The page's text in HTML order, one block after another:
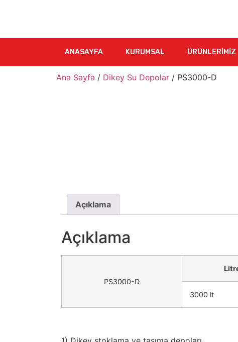
ANASAYFA KURUMSAL ÜRÜNLERIMIZ
Ana Sayfa / Dikey Su Depolar / PS3000-D
Açıklama
Açıklama
PS3000-D
3000 lt